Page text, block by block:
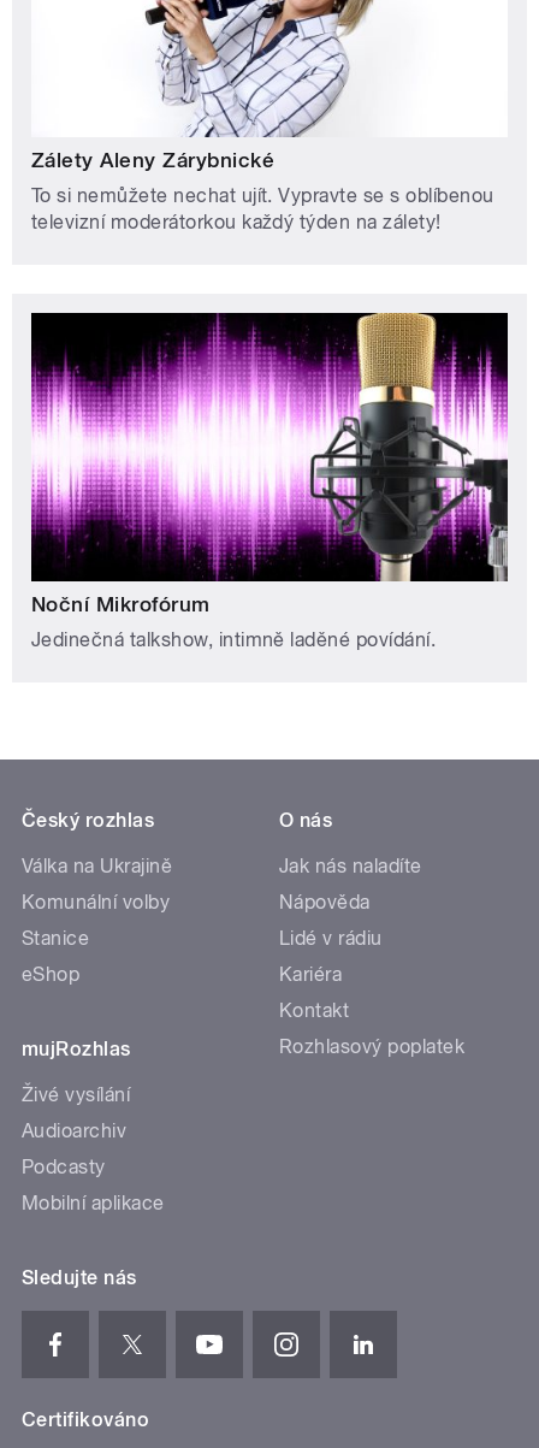
Zálety Aleny Zárybnické
To si nemůžete nechat ujít. Vypravte se s oblíbenou
televizní moderátorkou každý týden na zálety!
Noční Mikrofórum
Jedinečná talkshow, intimně laděné povídání.
Český rozhlas
Válka na Ukrajině
Komunální volby
Stanice
eShop
mujRozhlas
Živé vysílání
Audioarchiv
Podcasty
Mobilní aplikace
O nás
Jak nás naladíte
Nápověda
Lidé v rádiu
Kariéra
Kontakt
Rozhlasový poplatek
Sledujte nás
Certifikováno